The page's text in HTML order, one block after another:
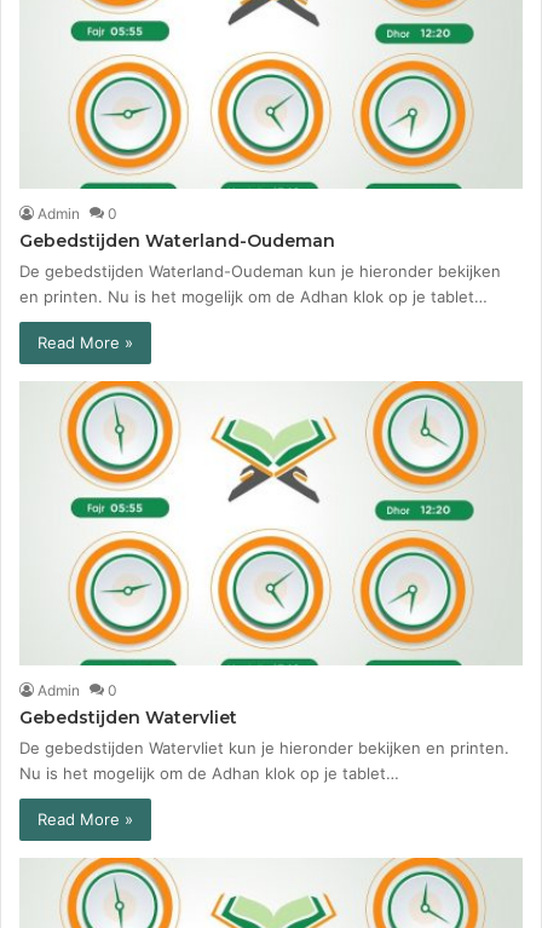
Admin 0
Gebedstijden Waterland-Oudeman
De gebedstijden Waterland-Oudeman kun je hieronder bekijken
en printen. Nu is het mogelijk om de Adhan klok op je tablet…
Read More »
Admin 0
Gebedstijden Watervliet
De gebedstijden Watervliet kun je hieronder bekijken en printen.
Nu is het mogelijk om de Adhan klok op je tablet…
Read More »